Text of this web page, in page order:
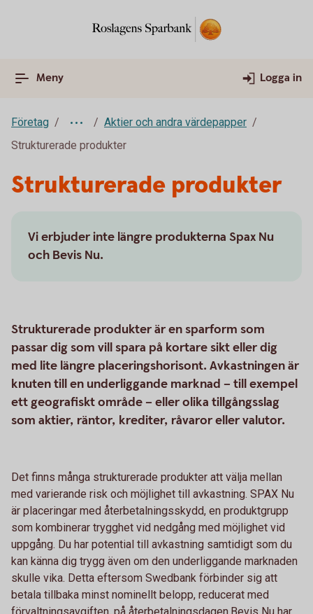
Meny Logga in
Företag
Aktier och andra värdepapper
Strukturerade produkter
Strukturerade produkter
Vi erbjuder inte längre produkterna Spax Nu
och Bevis Nu.
Strukturerade produkter är en sparform som
passar dig som vill spara på kortare sikt eller dig
med lite längre placeringshorisont. Avkastningen är
knuten till en underliggande marknad – till exempel
ett geografiskt område – eller olika tillgångsslag
som aktier, räntor, krediter, råvaror eller valutor.
Det finns många strukturerade produkter att välja mellan
med varierande risk och möjlighet till avkastning. SPAX Nu
är placeringar med återbetalningsskydd, en produktgrupp
som kombinerar trygghet vid nedgång med möjlighet vid
uppgång. Du har potential till avkastning samtidigt som du
kan känna dig trygg även om den underliggande marknaden
skulle vika. Detta eftersom Swedbank förbinder sig att
betala tillbaka minst nominellt belopp, reducerat med